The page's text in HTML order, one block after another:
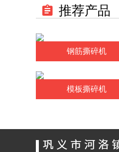
推荐产品
钢筋撕碎机
模板撕碎机